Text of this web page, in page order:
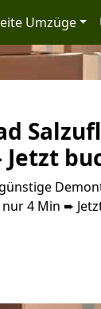
Umzüge
Jetzt
4 Min ➨